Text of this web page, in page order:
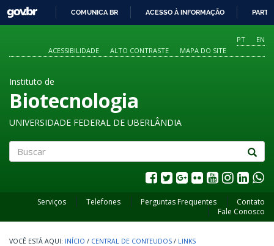
O
CONTEÚDO
GOVBR
COMUNICA BR ACESSO À INFORMAÇÃO
PT
EN
ACESSIBILIDADE
ALTO CONTRASTE MAPA DO SITE
Instituto de
Biotecnologia
UNIVERSIDADE FEDERAL DE UBERLÂNDIA
Serviços Telefones Perguntas Frequentes
Contato
Fale Conosco
INÍCIO / CENTRAL DE CONTEUDOS / LINKS